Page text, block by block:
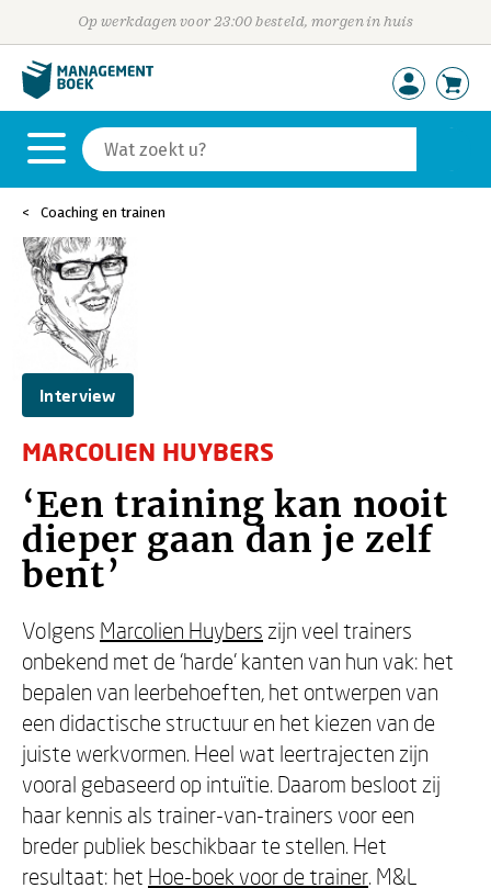
Op werkdagen voor 23:00 besteld, morgen in huis
Coaching en trainen
Interview
MARCOLIEN HUYBERS
‘Een training kan nooit
dieper gaan dan je zelf
bent’
Volgens Marcolien Huybers zijn veel trainers
onbekend met de ‘harde’ kanten van hun vak: het
bepalen van leerbehoeften, het ontwerpen van
een didactische structuur en het kiezen van de
juiste werkvormen. Heel wat leertrajecten zijn
vooral gebaseerd op intuïtie. Daarom besloot zij
haar kennis als trainer-van-trainers voor een
breder publiek beschikbaar te stellen. Het
resultaat: het Hoe-boek voor de trainer. M&L